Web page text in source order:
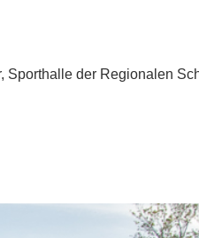
Sporthalle der Regionalen